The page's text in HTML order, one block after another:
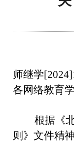
师继学
各网络教育
根据《
则》文件精